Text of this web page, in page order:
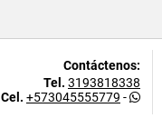
Contáctenos:
Tel. 3193818338
Cel. +573045555779 -